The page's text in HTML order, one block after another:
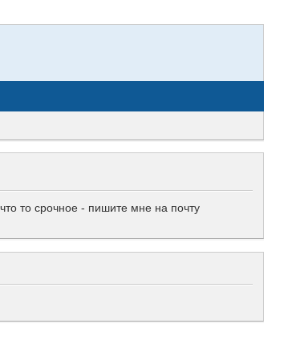
то срочное - пишите мне на почту